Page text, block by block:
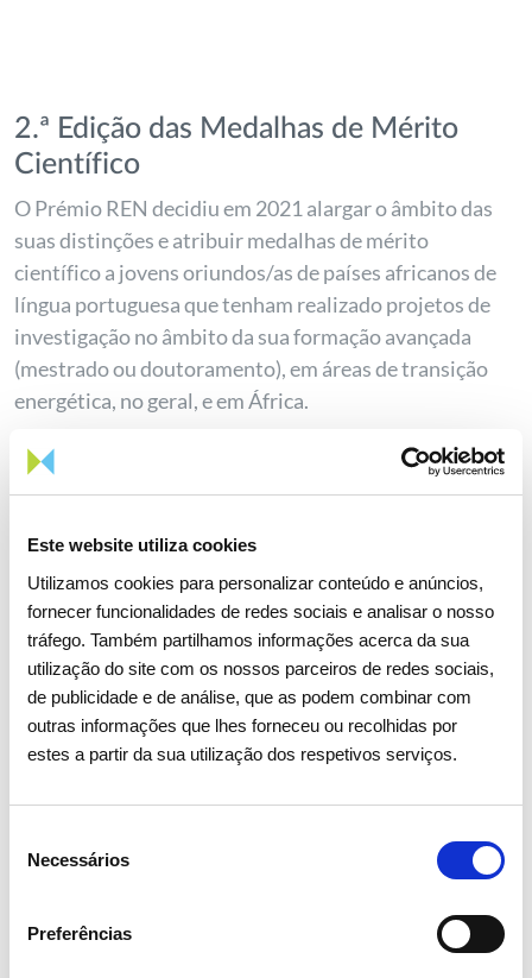
Este website utiliza cookies
Utilizamos cookies para personalizar conteúdo e anúncios,
fornecer funcionalidades de redes sociais e analisar o nosso
tráfego. Também partilhamos informações acerca da sua
utilização do site com os nossos parceiros de redes sociais,
de publicidade e de análise, que as podem combinar com
outras informações que lhes forneceu ou recolhidas por
estes a partir da sua utilização dos respetivos serviços.
Necessários
Preferências
2.ª Edição das Medalhas de Mérito
Científico
O Prémio REN decidiu em 2021 alargar o âmbito das
suas distinções e atribuir medalhas de mérito
científico a jovens oriundos/as de países africanos de
língua portuguesa que tenham realizado projetos de
investigação no âmbito da sua formação avançada
(mestrado ou doutoramento), em áreas de transição
energética, no geral, e em África.
Na categoria Mulheres Investigadoras, a angolana
Ariel Neves com a tese 'OPTIMISATION OF AN
Renewable Engineering' foi a vencedora. Já na
categoria Estudantes, Valdemar Abril Armindo foi o
premiado com a tese 'Diagnóstico e Análise de Avarias
nos Enrolamentos Estatóricos de um PMSM
Hexafásico com Controlo Preditivo, para aplicação em
Veículos Elétricos e Geradores Eólicos'.
Sobre o Prémio REN
Criado em 1995, o Prémio REN destina-se a premiar as
melhores teses de Mestrado no âmbito da energia,
realizadas por alunos das áreas de Engenharia,
Informação e Computação. Em 2019, o Prémio REN